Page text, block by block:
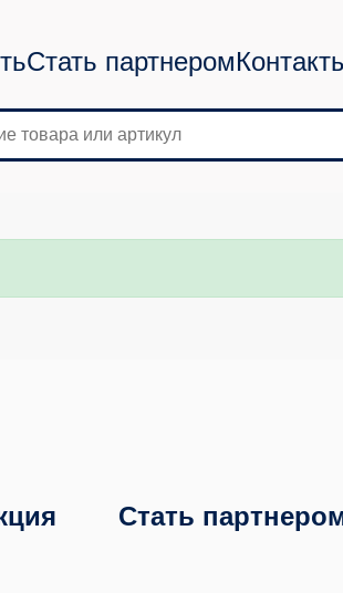
Стать партнером
Стать